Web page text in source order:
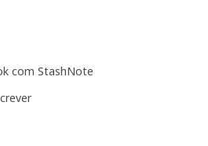
com StashNote